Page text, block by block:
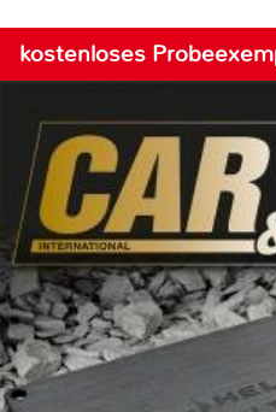
kostenloses